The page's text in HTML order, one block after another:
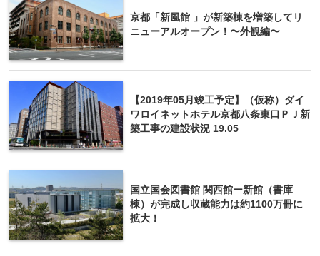
京都「新風館 」が新築棟を増築してリ
ニューアルオープン！〜外観編〜
【2019年05月竣工予定】（仮称）ダイ
ワロイネットホテル京都八条東口ＰＪ新
築工事の建設状況 19.05
国立国会図書館 関西館ー新館（書庫
棟）が完成し収蔵能力は約1100万冊に
拡大！